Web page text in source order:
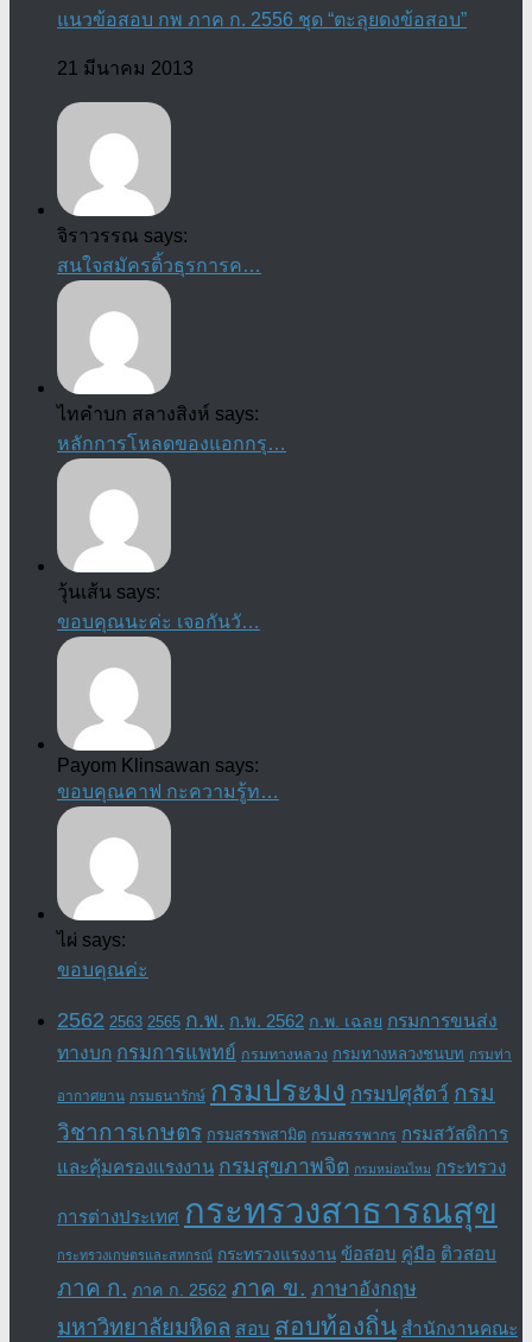
แนวข้อสอบ กพ ภาค ก. 2556 ชุด “ตะลุยดงข้อสอบ”
21 มีนาคม 2013
จิราวรรณ says:
สนใจสมัครติ้วธุรการค…
ไทคำบก สลางสิงห์ says:
หลักการโหลดของแอกกรุ…
วุ้นเส้น says:
ขอบคุณนะค่ะ เจอกันวั…
Payom Klinsawan says:
ขอบคุณคาฟ กะความรู้ท…
ไผ่ says:
ขอบคุณค่ะ
2562 2563 2565 ก.พ. ก.พ. 2562 ก.พ. เฉลย กรมการขนส่ง
ทางบก กรมการแพทย์ กรมทางหลวง กรมทางหลวงชนบท กรมท่า
อากาศยาน กรมธนารักษ์ กรมประมง กรมปศุสัตว์ กรม
วิชาการเกษตร กรมสรรพสามิต กรมสรรพากร กรมสวัสดิการ
และคุ้มครองแรงงาน กรมสุขภาพจิต กรมหม่อนไหม กระทรวง
การต่างประเทศ กระทรวงสาธารณสุข
กระทรวงเกษตรและสหกรณ์ กระทรวงแรงงาน ข้อสอบ คู่มือ ติวสอบ
ภาค ก. ภาค ก. 2562 ภาค ข. ภาษาอังกฤษ
มหาวิทยาลัยมหิดล สอบ สอบท้องถิ่น สำนักงานคณะ